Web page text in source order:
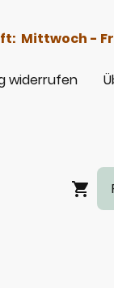
Mittwoch -
widerrufen